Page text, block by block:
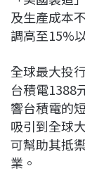
及生產成本
調高至15%
全球最大投
台積電1388
響台積電的
吸引到全球
可幫助其抵
業。